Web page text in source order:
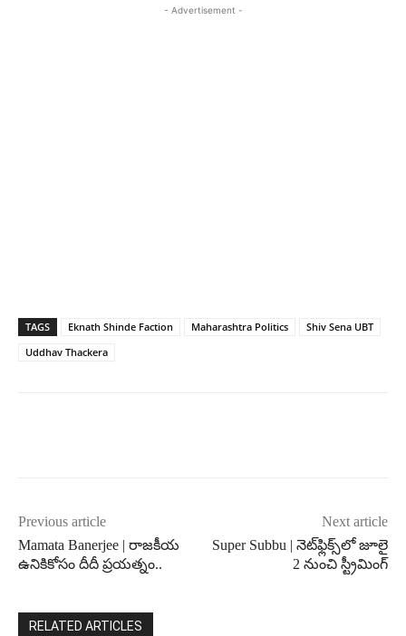
- Advertisement -
TAGS Eknath Shinde Faction Maharashtra Politics
Shiv Sena UBT
Uddhav Thackera
Previous article
Mamata Banerjee | రాజకీయ
ఉనికికోసం దీదీ ప్రయత్నం..
Next article
Super Subbu | నెట్‌ఫ్లిక్స్‌లో జూలై
2 నుంచి స్ట్రీమింగ్
RELATED ARTICLES